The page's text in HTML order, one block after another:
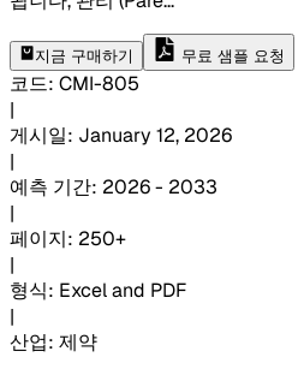
지금 구매하기 무료 샘플 요청
코드: CMI-805
|
게시일: January 12, 2026
|
예측 기간: 2026 - 2033
|
페이지: 250+
|
형식: Excel and PDF
|
산업: 제약